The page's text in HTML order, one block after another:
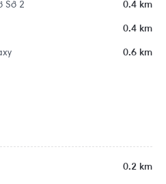
Sở 2 0.4 km
0.4 km
0.6 km
0.2 km